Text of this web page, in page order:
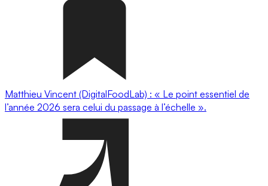
Matthieu Vincent (DigitalFoodLab) : « Le point essentiel de
l’année 2026 sera celui du passage à l’échelle ».